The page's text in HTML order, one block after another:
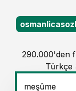
290.000'den
Türkçe